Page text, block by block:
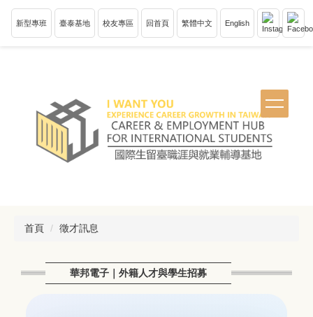
跳
主
新型專班 臺泰基地 校友專區 回首頁 繁體中文 English
首頁 徵才訊息
華邦電子｜外籍人才與學生招募